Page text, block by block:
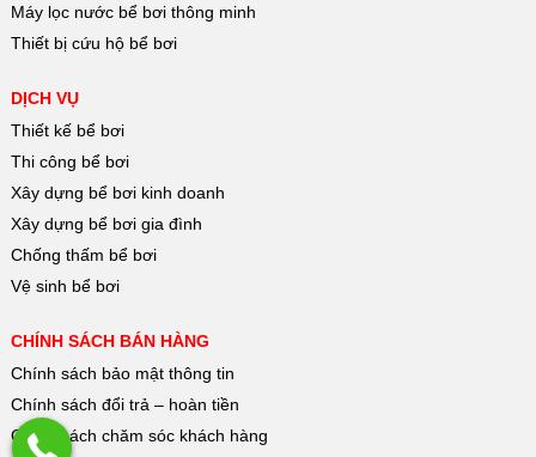
Máy lọc nước bể bơi thông minh
Thiết bị cứu hộ bể bơi
DỊCH VỤ
Thiết kế bể bơi
Thi công bể bơi
Xây dựng bể bơi kinh doanh
Xây dựng bể bơi gia đình
Chống thấm bể bơi
Vệ sinh bể bơi
CHÍNH SÁCH BÁN HÀNG
Chính sách bảo mật thông tin
Chính sách đổi trả – hoàn tiền
Chính sách chăm sóc khách hàng